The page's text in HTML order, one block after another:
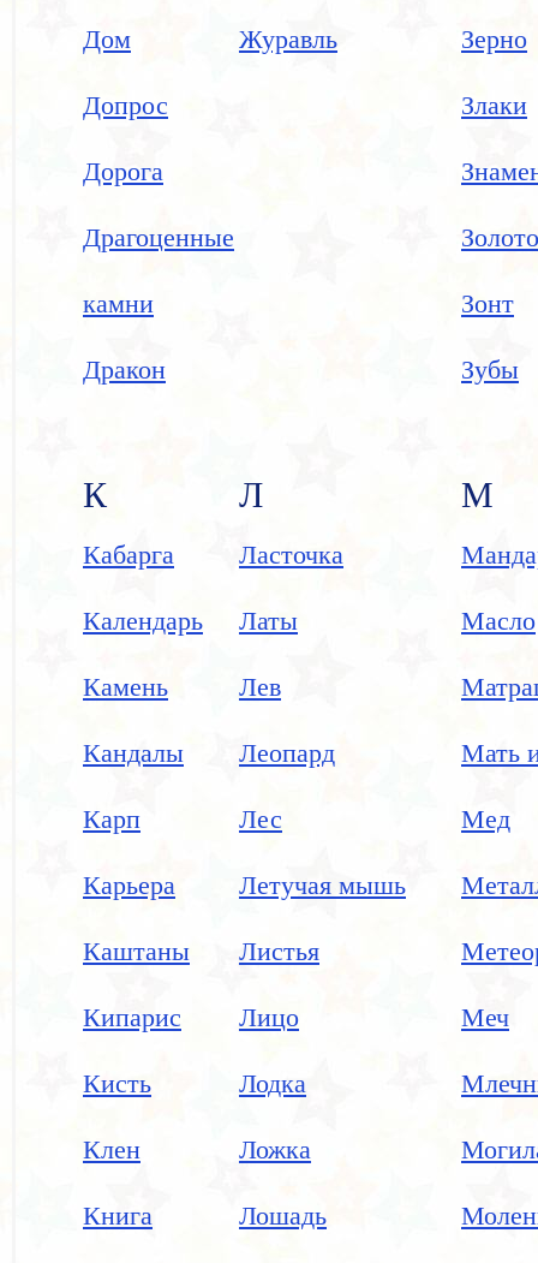
Дом
Допрос
Дорога
Драгоценные
камни
Дракон
Журавль Зерно
Злаки
Золото
Зонт
Зубы
К
Кабарга
Календарь
Камень
Кандалы
Карп
Карьера
Каштаны
Кипарис
Кисть
Клен
Книга
Л
Ласточка
Латы
Лев
Леопард
Лес
Летучая мышь
Листья
Лицо
Лодка
Ложка
Лошадь
М
Масло
Мать
Мед
Меч